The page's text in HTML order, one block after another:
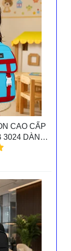
CAO CẤP
3024 DÀNH
NON